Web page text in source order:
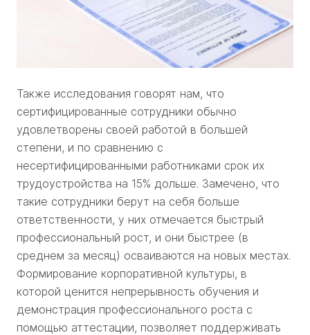
Также исследования говорят нам, что
сертифицированные сотрудники обычно
удовлетворены своей работой в большей
степени, и по сравнению с
несертифицированными работниками срок их
трудоустройства на 15% дольше. Замечено, что
такие сотрудники берут на себя больше
ответственности, у них отмечается быстрый
профессиональный рост, и они быстрее (в
среднем за месяц) осваиваются на новых местах.
Формирование корпоративной культуры, в
которой ценится непрерывность обучения и
демонстрация профессионального роста с
помощью аттестации, позволяет поддерживать